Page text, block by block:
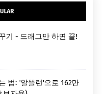
기 - 드래그만 하면 끝!
법: '알뜰런'으로 162만